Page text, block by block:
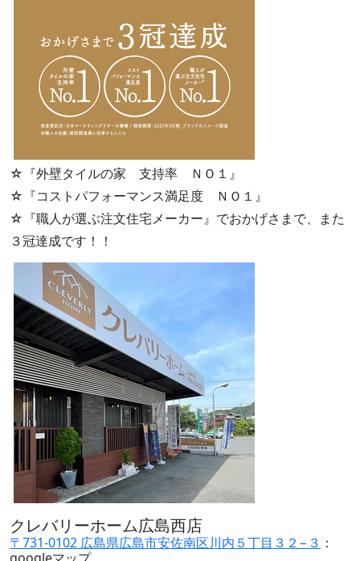
☆『外壁タイルの家 支持率 ＮＯ１』
☆『コストパフォーマンス満足度 ＮＯ１』
☆『職人が選ぶ注文住宅メーカー』でおかげさまで、また
３冠達成です！！
クレバリーホーム広島西店
〒731-0102 広島県広島市安佐南区川内５丁目３２−３ ：